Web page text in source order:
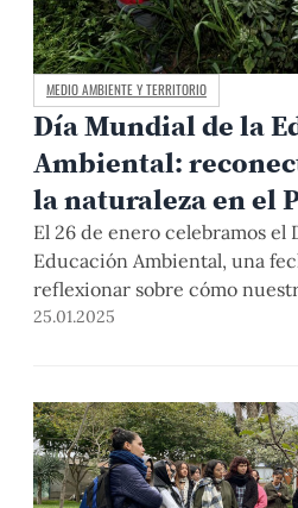
MEDIO AMBIENTE Y TERRITORIO
Día Mundial de la
Ambiental:
la naturaleza en el
El 26 de enero celebramos el
Educación Ambiental, una
reflexionar sobre cómo
en el entorno y cómo
y las oportunidades en
25.01.2025